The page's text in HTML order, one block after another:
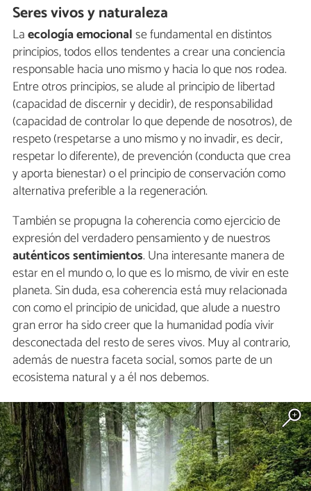
Seres vivos y naturaleza
Laecologíaemocionalse fundamental en distintos
principios, todos ellos tendentes a crear una conciencia
responsable hacia uno mismo y hacia lo que nos rodea.
Entre otros principios, se alude al principio de libertad
(capacidad de discernir y decidir), de responsabilidad
(capacidad de controlar lo que depende de nosotros), de
respeto (respetarse a uno mismo y no invadir, es decir,
respetar lo diferente), de prevención (conducta que crea
y aporta bienestar) o el principio de conservación como
alternativa preferible a la regeneración.
También se propugna la coherencia como ejercicio de
expresión del verdadero pensamiento y de nuestros
auténticossentimientos. Una interesante manera de
estar en el mundo o, lo que es lo mismo, de vivir en este
planeta. Sin duda, esa coherencia está muy relacionada
con como el principio de unicidad, que alude a nuestro
gran error ha sido creer que la humanidad podía vivir
desconectada del resto de seres vivos. Muy al contrario,
además de nuestra faceta social, somos parte de un
ecosistema natural y a él nos debemos.